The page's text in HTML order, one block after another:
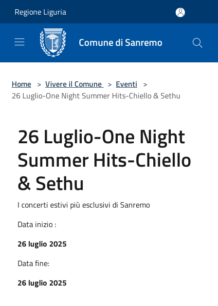
Regione Liguria
Comune di Sanremo
Home > Vivere il Comune > Eventi >
26 Luglio-One Night Summer Hits-Chiello & Sethu
26 Luglio-One Night
Summer Hits-Chiello
& Sethu
I concerti estivi più esclusivi di Sanremo
Data inizio :
26 luglio 2025
Data fine:
26 luglio 2025